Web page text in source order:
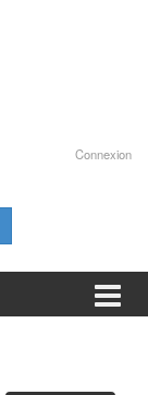
Connexion